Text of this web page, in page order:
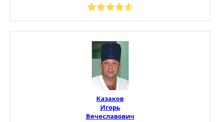
Казаков
Игорь
Вячеславович